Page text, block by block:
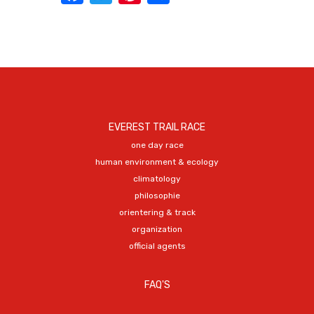
EVEREST TRAIL RACE
one day race
human environment & ecology
climatology
philosophie
orientering & track
organization
official agents
FAQ'S